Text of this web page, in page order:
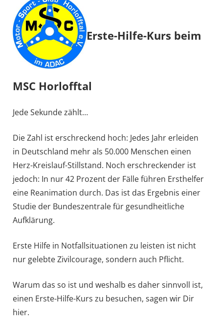
Erste-Hilfe-Kurs beim
MSC Horlofftal
Jede Sekunde zählt…
Die Zahl ist erschreckend hoch: Jedes Jahr erleiden
in Deutschland mehr als 50.000 Menschen einen
Herz-Kreislauf-Stillstand. Noch erschreckender ist
jedoch: In nur 42 Prozent der Fälle führen Ersthelfer
eine Reanimation durch. Das ist das Ergebnis einer
Studie der Bundeszentrale für gesundheitliche
Aufklärung.
Erste Hilfe in Notfallsituationen zu leisten ist nicht
nur gelebte Zivilcourage, sondern auch Pflicht.
Warum das so ist und weshalb es daher sinnvoll ist,
einen Erste-Hilfe-Kurs zu besuchen, sagen wir Dir
hier.